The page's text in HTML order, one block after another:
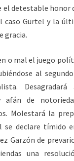
el detestable honor
caso Gürtel y la
gracia.
o mal el juego
al
afán de
Molestará la
se declare tímido
Garzón de
una